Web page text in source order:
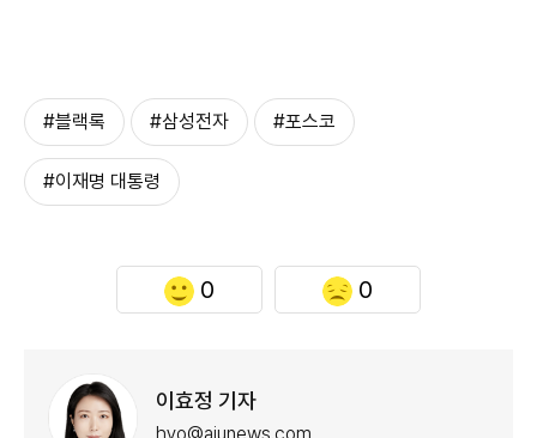
#블랙록 #삼성전자 #포스코
#이재명 대통령
0 0
이효정 기자